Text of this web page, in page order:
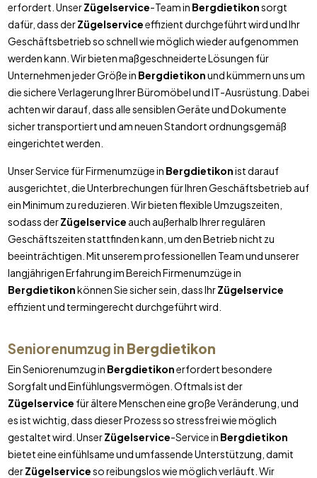
erfordert. UnserZügelservice-Team in Bergdietikonsorgt
dafür, dass derZügelserviceeffizient durchgeführt wird und Ihr
Geschäftsbetrieb so schnell wie möglich wieder aufgenommen
werden kann. Wir bieten maßgeschneiderte Lösungen für
Unternehmen jeder Größe in Bergdietikonund kümmern uns um
die sichere Verlagerung Ihrer Büromöbel und IT-Ausrüstung. Dabei
achten wir darauf, dass alle sensiblen Geräte und Dokumente
sicher transportiert und am neuen Standort ordnungsgemäß
eingerichtet werden.
Unser Service für Firmenumzüge in Bergdietikonist darauf
ausgerichtet, die Unterbrechungen für Ihren Geschäftsbetrieb auf
ein Minimum zu reduzieren. Wir bieten flexible Umzugszeiten,
sodass derZügelservice auch außerhalb Ihrer regulären
Geschäftszeiten stattfinden kann, um den Betrieb nicht zu
beeinträchtigen. Mit unserem professionellen Team und unserer
langjährigen Erfahrung im Bereich Firmenumzüge in
Bergdietikonkönnen Sie sicher sein, dass IhrZügelservice
effizient und termingerecht durchgeführt wird.
Seniorenumzug in Bergdietikon
Ein Seniorenumzug in Bergdietikonerfordert besondere
Sorgfalt und Einfühlungsvermögen. Oftmals ist der
Zügelservice für ältere Menschen eine große Veränderung, und
es ist wichtig, dass dieser Prozess so stressfrei wie möglich
gestaltet wird. UnserZügelservice-Service in Bergdietikon
bietet eine einfühlsame und umfassende Unterstützung, damit
derZügelserviceso reibungslos wie möglich verläuft. Wir